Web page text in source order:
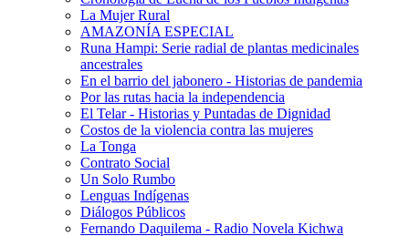
La Mujer Rural
AMAZONÍA ESPECIAL
Runa Hampi: Serie radial de plantas medicinales
ancestrales
En el barrio del jabonero - Historias de pandemia
Por las rutas hacia la independencia
El Telar - Historias y Puntadas de Dignidad
Costos de la violencia contra las mujeres
La Tonga
Contrato Social
Un Solo Rumbo
Lenguas Indígenas
Diálogos Públicos
Fernando Daquilema - Radio Novela Kichwa